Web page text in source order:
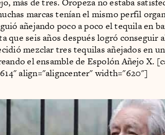
marcas tenían el mismo perfil
añejando poco a poco el tequila en
que seis años después logró conseguir
mezclar tres tequilas añejados en
el ensamble de Espolón Añejo X.
align="aligncenter" width="620"]